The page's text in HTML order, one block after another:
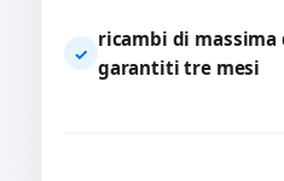
✓
ricambi di
garantiti tre mesi